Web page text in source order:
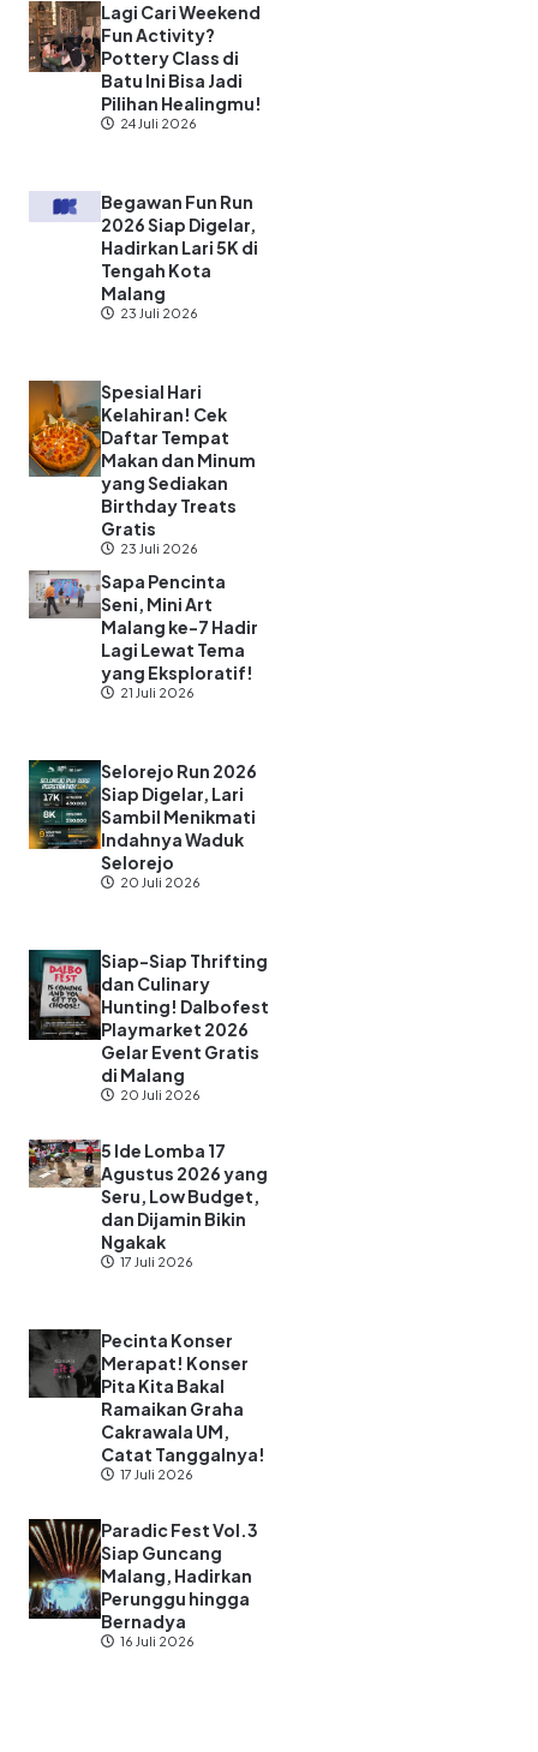
Lagi Cari Weekend
Fun Activity?
Pottery Class di
Batu Ini Bisa Jadi
Pilihan Healingmu!
24 Juli 2026
Begawan Fun Run
2026 Siap Digelar,
Hadirkan Lari 5K di
Tengah Kota
Malang
23 Juli 2026
Spesial Hari
Kelahiran! Cek
Daftar Tempat
Makan dan Minum
yang Sediakan
Birthday Treats
Gratis
23 Juli 2026
Sapa Pencinta
Seni, Mini Art
Malang ke-7 Hadir
Lagi Lewat Tema
yang Eksploratif!
21 Juli 2026
Selorejo Run 2026
Siap Digelar, Lari
Sambil Menikmati
Indahnya Waduk
Selorejo
20 Juli 2026
Siap-Siap Thrifting
dan Culinary
Hunting! Dalbofest
Playmarket 2026
Gelar Event Gratis
di Malang
20 Juli 2026
5 Ide Lomba 17
Agustus 2026 yang
Seru, Low Budget,
dan Dijamin Bikin
Ngakak
17 Juli 2026
Pecinta Konser
Merapat! Konser
Pita Kita Bakal
Ramaikan Graha
Cakrawala UM,
Catat Tanggalnya!
17 Juli 2026
Paradic Fest Vol.3
Siap Guncang
Malang, Hadirkan
Perunggu hingga
Bernadya
16 Juli 2026